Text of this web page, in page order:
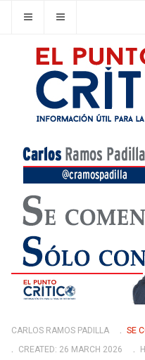
CARLOS RAMOS PADILLA
SE
CREATED: 26 MARCH 2026